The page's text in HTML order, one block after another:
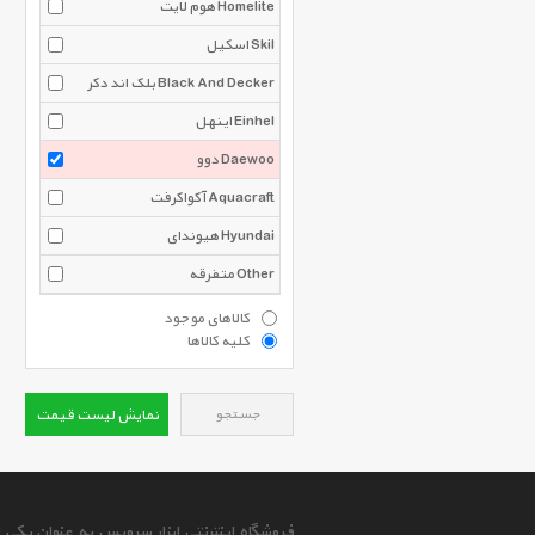
هوم لایت Homelite
اسکیل Skil
بلک اند دکر Black And Decker
اینهل Einhel
دوو Daewoo
آکواکرفت Aquacraft
هیوندای Hyundai
متفرقه Other
کالاهای موجود
کلیه کالاها
جستجو نمایش لیست قیمت